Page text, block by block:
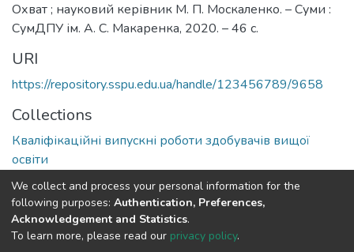
Охват ; науковий керівник М. П. Москаленко. – Суми :
СумДПУ ім. А. С. Макаренка, 2020. – 46 с.
URI
https://repository.sspu.edu.ua/handle/123456789/9658
Collections
Кваліфікаційні випускні роботи здобувачів вищої
освіти
Full item page Google Scholar
DSpace software and SSPU named after A.S. Makarenko
We collect and process your personal information for the
following purposes: Authentication, Preferences,
Acknowledgement and Statistics.
To learn more, please read our privacy policy.